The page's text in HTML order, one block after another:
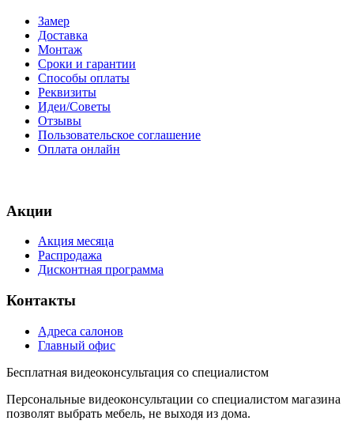
Замер
Доставка
Монтаж
Сроки и гарантии
Способы оплаты
Реквизиты
Идеи/Советы
Отзывы
Пользовательское соглашение
Оплата онлайн
Акции
Акция месяца
Распродажа
Дисконтная программа
Контакты
Адреса салонов
Главный офис
Бесплатная видеоконсультация со специалистом
Персональные видеоконсультации со специалистом магазина
позволят выбрать мебель, не выходя из дома.